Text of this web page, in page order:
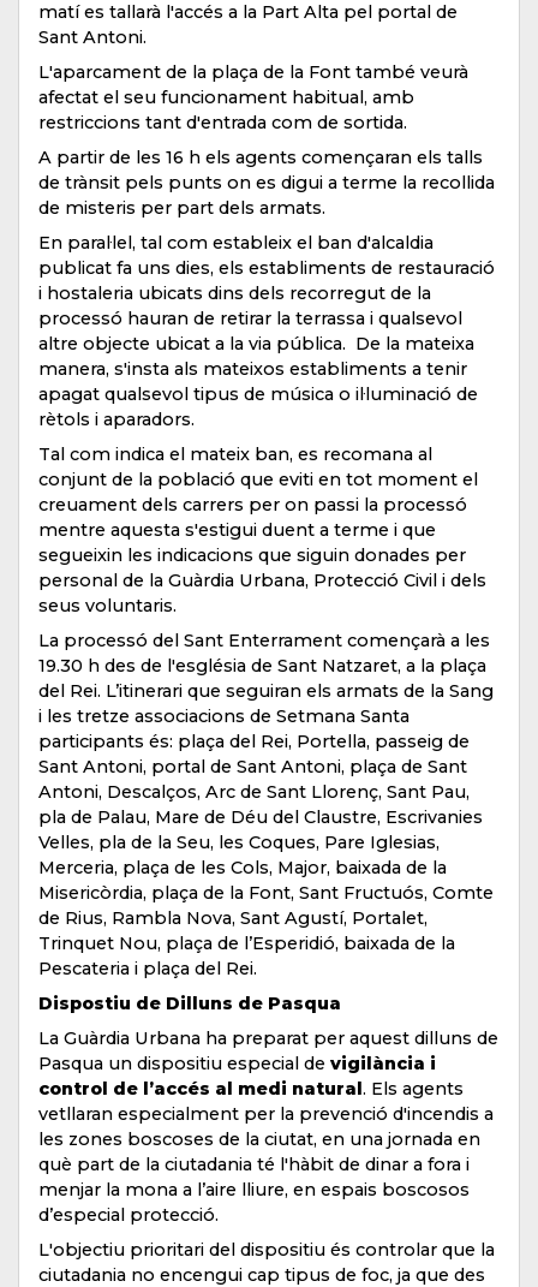
matí es tallarà l'accés a la Part Alta pel portal de
Sant Antoni.
L'aparcament de la plaça de la Font també veurà
afectat el seu funcionament habitual, amb
restriccions tant d'entrada com de sortida.
A partir de les 16 h els agents començaran els talls
de trànsit pels punts on es digui a terme la recollida
de misteris per part dels armats.
En paral·lel, tal com estableix el ban d'alcaldia
publicat fa uns dies, els establiments de restauració
i hostaleria ubicats dins dels recorregut de la
processó hauran de retirar la terrassa i qualsevol
altre objecte ubicat a la via pública. De la mateixa
manera, s'insta als mateixos establiments a tenir
apagat qualsevol tipus de música o il·luminació de
rètols i aparadors.
Tal com indica el mateix ban, es recomana al
conjunt de la població que eviti en tot moment el
creuament dels carrers per on passi la processó
mentre aquesta s'estigui duent a terme i que
segueixin les indicacions que siguin donades per
personal de la Guàrdia Urbana, Protecció Civil i dels
seus voluntaris.
La processó del Sant Enterrament començarà a les
19.30 h des de l'església de Sant Natzaret, a la plaça
del Rei. L’itinerari que seguiran els armats de la Sang
i les tretze associacions de Setmana Santa
participants és: plaça del Rei, Portella, passeig de
Sant Antoni, portal de Sant Antoni, plaça de Sant
Antoni, Descalços, Arc de Sant Llorenç, Sant Pau,
pla de Palau, Mare de Déu del Claustre, Escrivanies
Velles, pla de la Seu, les Coques, Pare Iglesias,
Merceria, plaça de les Cols, Major, baixada de la
Misericòrdia, plaça de la Font, Sant Fructuós, Comte
de Rius, Rambla Nova, Sant Agustí, Portalet,
Trinquet Nou, plaça de l’Esperidió, baixada de la
Pescateria i plaça del Rei.
Dispostiu de Dilluns de Pasqua
La Guàrdia Urbana ha preparat per aquest dilluns de
Pasqua un dispositiu especial de vigilància i
control de l’accés al medi natural. Els agents
vetllaran especialment per la prevenció d'incendis a
les zones boscoses de la ciutat, en una jornada en
què part de la ciutadania té l'hàbit de dinar a fora i
menjar la mona a l’aire lliure, en espais boscosos
d’especial protecció.
L'objectiu prioritari del dispositiu és controlar que la
ciutadania no encengui cap tipus de foc, ja que des